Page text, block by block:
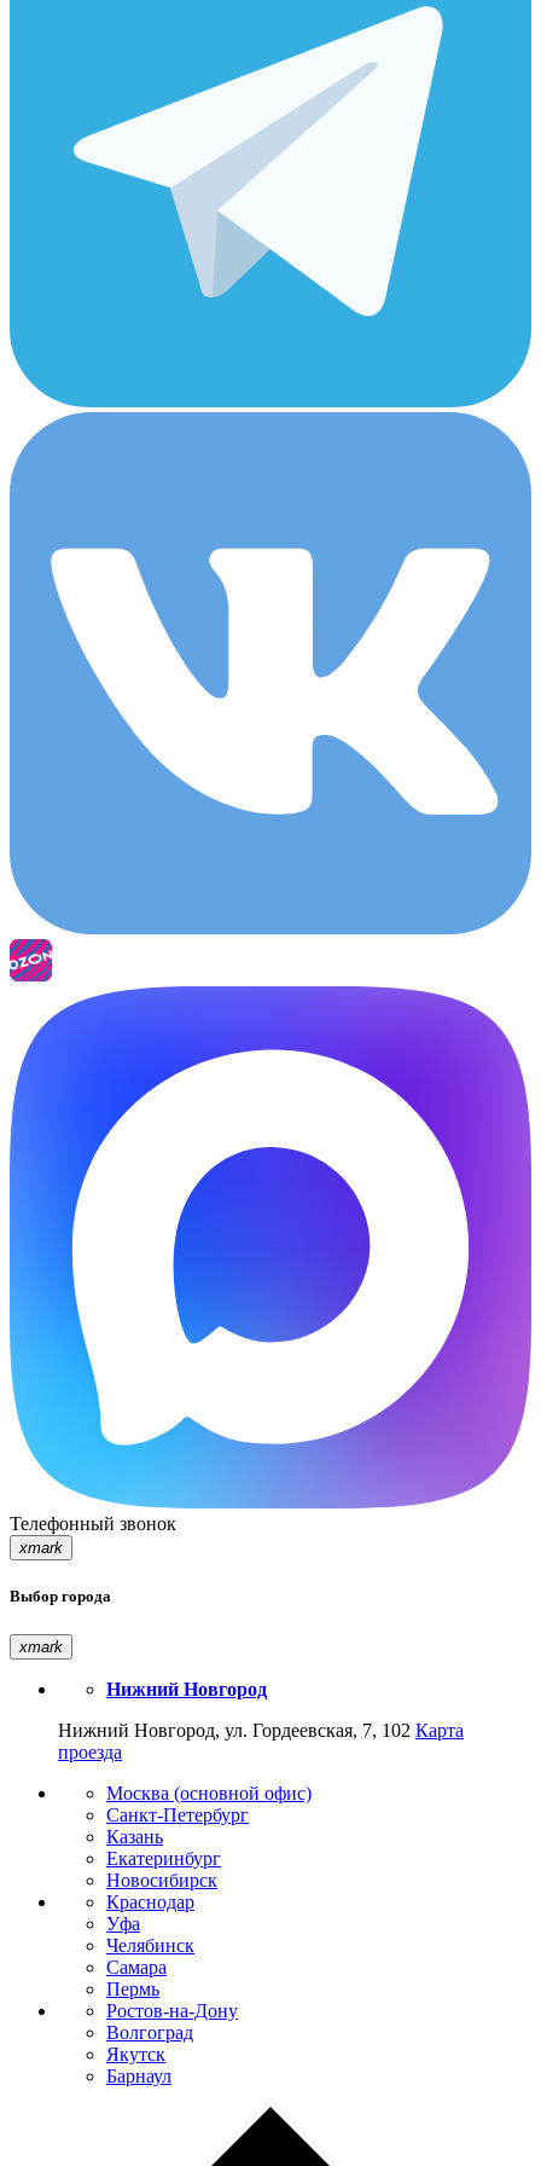
Телефонный звонок
xmark
Выбор города
xmark
Нижний Новгород
Нижний Новгород, ул. Гордеевская, 7, 102 Карта
проезда
Москва (основной офис)
Санкт-Петербург
Казань
Екатеринбург
Новосибирск
Краснодар
Уфа
Челябинск
Самара
Пермь
Ростов-на-Дону
Волгоград
Якутск
Барнаул